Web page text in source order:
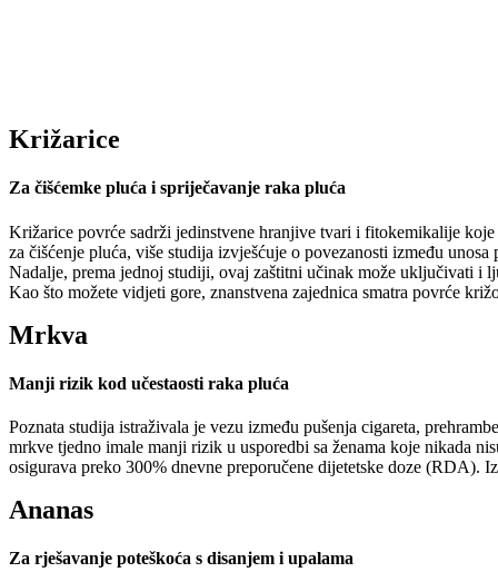
Križarice
Za čišćemke pluća i spriječavanje raka pluća
Križarice povrće sadrži jedinstvene hranjive tvari i fitokemikalije
za čišćenje pluća, više studija izvješćuje o povezanosti između
Nadalje, prema jednoj studiji, ovaj zaštitni učinak može uključivati i
Kao što možete vidjeti gore, znanstvena zajednica smatra povrće
Mrkva
Manji rizik kod učestaosti raka pluća
Poznata studija istraživala je vezu između pušenja cigareta,
mrkve tjedno imale manji rizik u usporedbi sa ženama koje nikada
osigurava preko 300% dnevne preporučene dijetetske doze (RDA).
Ananas
Za rješavanje poteškoća s disanjem i upalama